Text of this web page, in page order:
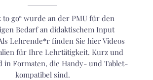
to go“ wurde an der PMU für den
Bedarf an didaktischem Input
Lehrende*r finden Sie hier Videos
für Ihre Lehrtätigkeit. Kurz und
in Formaten, die Handy- und Tablet-
kompatibel sind.